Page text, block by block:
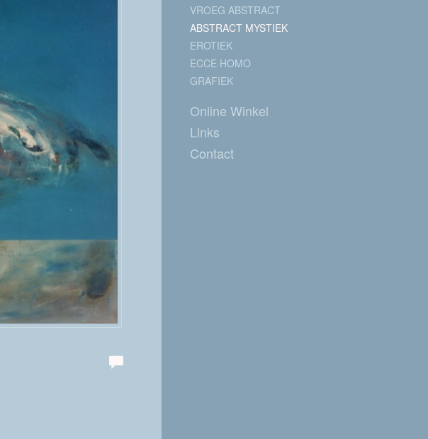
VROEG ABSTRACT
ABSTRACT MYSTIEK
EROTIEK
ECCE HOMO
GRAFIEK
Online Winkel
Links
Contact